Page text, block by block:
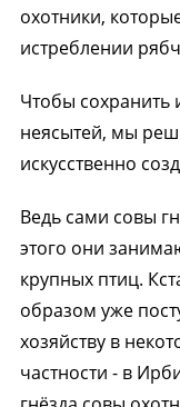
охотники,
истреблении
Чтобы сохранить
неясытей, мы
искусственно
Ведь сами совы
этого они
крупных птиц.
образом уже
хозяйству в
частности - в